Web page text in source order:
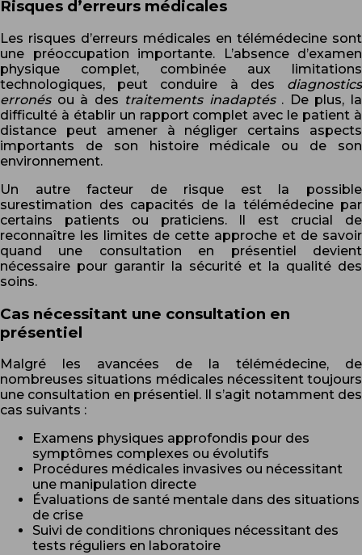
Risques d’erreurs médicales
Les risques d’erreurs médicales en télémédecine sont
une préoccupation importante. L’absence d’examen
physique complet, combinée aux limitations
technologiques, peut conduire à des diagnostics
erronés ou à des traitements inadaptés . De plus, la
difficulté à établir un rapport complet avec le patient à
distance peut amener à négliger certains aspects
importants de son histoire médicale ou de son
environnement.
Un autre facteur de risque est la possible
surestimation des capacités de la télémédecine par
certains patients ou praticiens. Il est crucial de
reconnaître les limites de cette approche et de savoir
quand une consultation en présentiel devient
nécessaire pour garantir la sécurité et la qualité des
soins.
Cas nécessitant une consultation en
présentiel
Malgré les avancées de la télémédecine, de
nombreuses situations médicales nécessitent toujours
une consultation en présentiel. Il s’agit notamment des
cas suivants :
Examens physiques approfondis pour des
symptômes complexes ou évolutifs
Procédures médicales invasives ou nécessitant
une manipulation directe
Évaluations de santé mentale dans des situations
de crise
Suivi de conditions chroniques nécessitant des
tests réguliers en laboratoire